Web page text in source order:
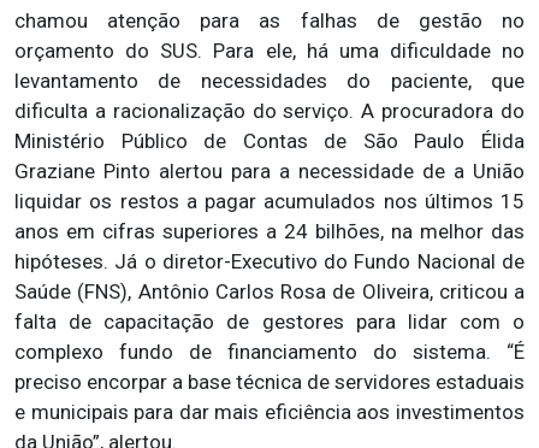
chamou atenção para as falhas de gestão no
orçamento do SUS. Para ele, há uma dificuldade no
levantamento de necessidades do paciente, que
dificulta a racionalização do serviço. A procuradora do
Ministério Público de Contas de São Paulo Élida
Graziane Pinto alertou para a necessidade de a União
liquidar os restos a pagar acumulados nos últimos 15
anos em cifras superiores a 24 bilhões, na melhor das
hipóteses. Já o diretor-Executivo do Fundo Nacional de
Saúde (FNS), Antônio Carlos Rosa de Oliveira, criticou a
falta de capacitação de gestores para lidar com o
complexo fundo de financiamento do sistema. “É
preciso encorpar a base técnica de servidores estaduais
e municipais para dar mais eficiência aos investimentos
da União”, alertou.